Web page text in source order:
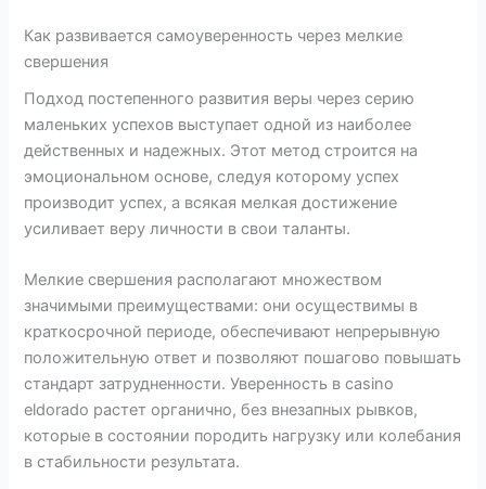
Как развивается самоуверенность через мелкие
свершения
Подход постепенного развития веры через серию
маленьких успехов выступает одной из наиболее
действенных и надежных. Этот метод строится на
эмоциональном основе, следуя которому успех
производит успех, а всякая мелкая достижение
усиливает веру личности в свои таланты.
Мелкие свершения располагают множеством
значимыми преимуществами: они осуществимы в
краткосрочной периоде, обеспечивают непрерывную
положительную ответ и позволяют пошагово повышать
стандарт затрудненности. Уверенность в casino
eldorado растет органично, без внезапных рывков,
которые в состоянии породить нагрузку или колебания
в стабильности результата.